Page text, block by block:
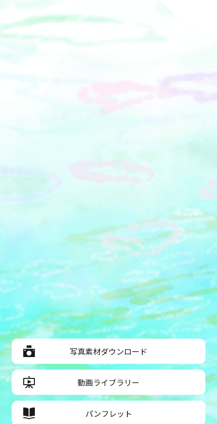
写真素材ダウンロード
動画ライブラリー
パンフレット